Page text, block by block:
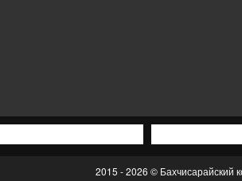
2015 - 2026 © Бахчисарайский